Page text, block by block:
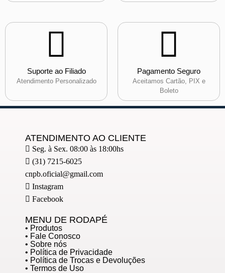
Suporte ao Filiado
Atendimento Personalizado
Pagamento Seguro
Aceitamos Cartão, PIX e
Boleto
ATENDIMENTO AO CLIENTE
Seg. à Sex. 08:00 às 18:00hs
(31) 7215-6025
cnpb.oficial@gmail.com
Instagram
Facebook
MENU DE RODAPÉ
• Produtos
• Fale Conosco
• Sobre nós
• Política de Privacidade
• Política de Trocas e Devoluções
• Termos de Uso